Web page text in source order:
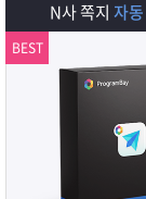
N사 쪽지 자
BEST